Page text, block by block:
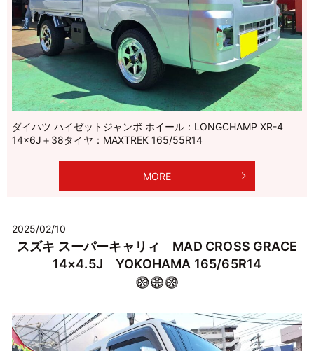
ダイハツ ハイゼットジャンボ ホイール：LONGCHAMP XR-4
14×6J＋38タイヤ：MAXTREK 165/55R14
MORE
2025/02/10
スズキ スーパーキャリィ MAD CROSS GRACE
14×4.5J YOKOHAMA 165/65R14